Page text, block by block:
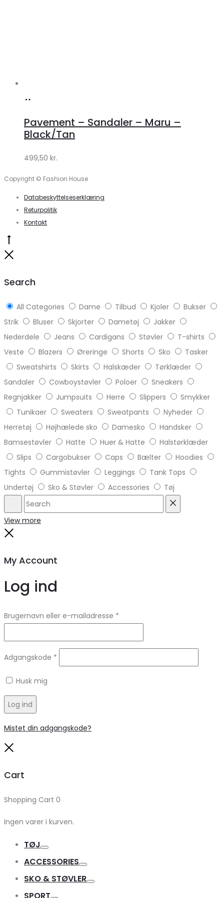
Lykke
Lykke
Pavement – Sandaler – Maru –
Black/Tan
499,50 kr.
Copyright © Fashion House
Databeskyttelseserklæring
Returpolitik
Kontakt
Search
All Categories Dame Tilbud Kjoler
Bukser
Strik
Bluser Skjorter Dametøj
Jakker
Nederdele
Jeans Cardigans Støvler
T-shirts
Veste
Blazers Øreringe Shorts Sko
Tasker
Sweatshirts
Skirts Halskæder
Tørklæder
Sandaler
Cowboystøvler Poloer
Sneakers
Regnjakker
Jumpsuits Herre Slippers
Smykker
Tunikaer
Sweaters Sweatpants
Nyheder
Herretøj
Højhælede sko Damesko
Handsker
Bamsestøvler
Hatte Huer & Hatte
Halstørklæder
Slips
Cargobukser Caps Bælter
Hoodies
Tights
Gummistøvler Leggings
Tank Tops
Undertøj
Sko & Støvler Accessories Tøj
Search
View more
My Account
Log ind
Brugernavn eller e-mailadresse *
Adgangskode *
Husk mig
Log ind
Mistet din adgangskode?
Cart
Shopping Cart 0
Ingen varer i kurven.
TØJ
ACCESSORIES
SKO & STØVLER